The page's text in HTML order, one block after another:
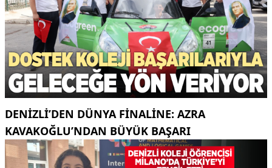
DENIZLI’DEN DÜNYA FINALINE: AZRA
KAVAKOĞLU’NDAN BÜYÜK BAŞARI